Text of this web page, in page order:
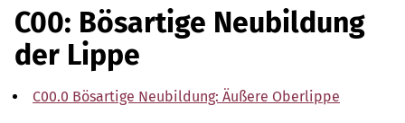
C00: Bösartige Neubildung
der Lippe
C00.0 Bösartige Neubildung: Äußere Oberlippe